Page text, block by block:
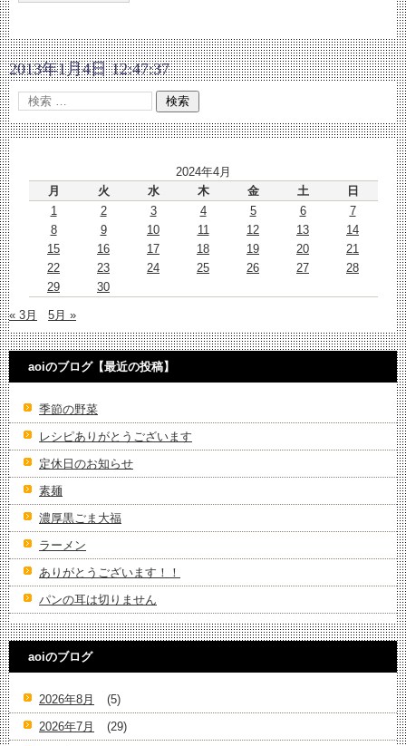
2013年1月4日 12:47:37
2024年4月
月
火 水 木 金 土
日
1
2 3 4 5 6
7
8
9 10 11 12 13
14
15
16 17 18 19 20
21
22
23 24 25 26 27
28
29
30
« 3月 5月 »
aoiのブログ【最近の投稿】
季節の野菜
レシピありがとうございます
定休日のお知らせ
素麺
濃厚黒ごま大福
ラーメン
ありがとうございます！！
パンの耳は切りません
aoiのブログ
2026年8月
(5)
2026年7月
(29)